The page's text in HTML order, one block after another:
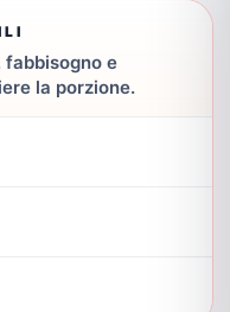
e
la porzione.